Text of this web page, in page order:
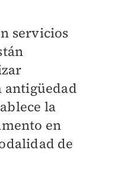
servicios
antigüedad
la
en
de